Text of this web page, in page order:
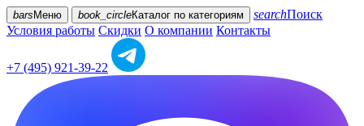
bars Меню book_circleКаталог по категориям searchПоиск
Условия работы Скидки О компании Контакты
+7 (495) 921-39-22